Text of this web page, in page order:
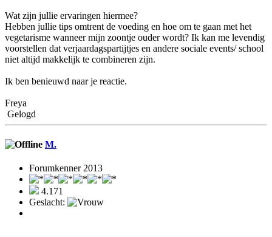
Wat zijn jullie ervaringen hiermee?
Hebben jullie tips omtrent de voeding en hoe om te gaan met het
vegetarisme wanneer mijn zoontje ouder wordt? Ik kan me levendig
voorstellen dat verjaardagspartijtjes en andere sociale events/ school
niet altijd makkelijk te combineren zijn.
Ik ben benieuwd naar je reactie.
Freya
Gelogd
M.
Forumkenner 2013
4.171
Geslacht: